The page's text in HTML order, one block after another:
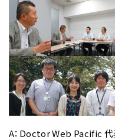
A：Doctor Web Pacific